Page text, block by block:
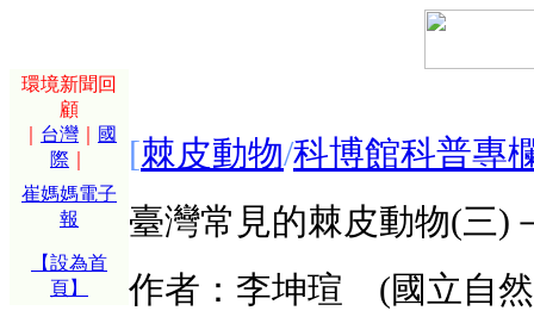
環境新聞回
顧
台灣
國
際
崔媽媽電子
報
【設為首
頁】
[棘皮動物/科博館科普專
臺灣常見的棘皮動物(三)
作者：李坤瑄 (國立自